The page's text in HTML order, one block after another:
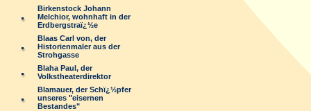
Birkenstock Johann
Melchior, wohnhaft in der
Erdbergstraï¿½e
Blaas Carl von, der
Historienmaler aus der
Strohgasse
Blaha Paul, der
Volkstheaterdirektor
Blamauer, der Schï¿½pfer
unseres "eisernen
Bestandes"